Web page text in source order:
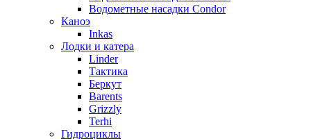
Водометные насадки Condor
Каноэ
Inkas
Лодки и катера
Linder
Тактика
Беркут
Barents
Grizzly
Terhi
Гидроциклы